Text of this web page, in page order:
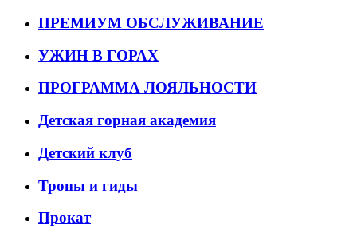
ПРЕМИУМ ОБСЛУЖИВАНИЕ
УЖИН В ГОРАХ
ПРОГРАММА ЛОЯЛЬНОСТИ
Детская горная академия
Детский клуб
Тропы и гиды
Прокат